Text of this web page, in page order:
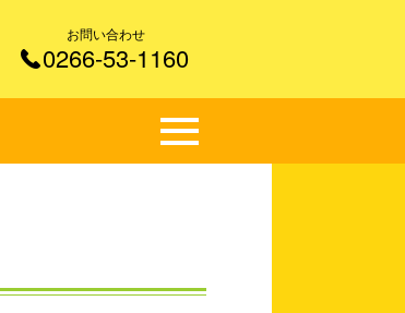
お問い合わせ
0266-53-1160